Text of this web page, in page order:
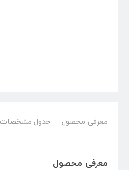
معرفی محصول جدول مشخصات
معرفی محصول